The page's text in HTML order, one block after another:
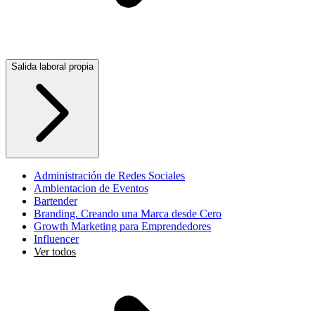
Salida laboral propia
Administración de Redes Sociales
Ambientacion de Eventos
Bartender
Branding. Creando una Marca desde Cero
Growth Marketing para Emprendedores
Influencer
Ver todos